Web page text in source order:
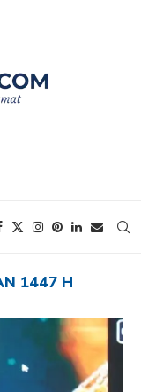
1447 H